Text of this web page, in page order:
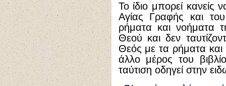
Το ίδιο μπορεί κανείς
Αγίας Γραφής και
ρήματα και νοήματα
Θεού και δεν
Θεός με τα ρήματα
άλλο μέρος του
ταύτιση οδηγεί στην